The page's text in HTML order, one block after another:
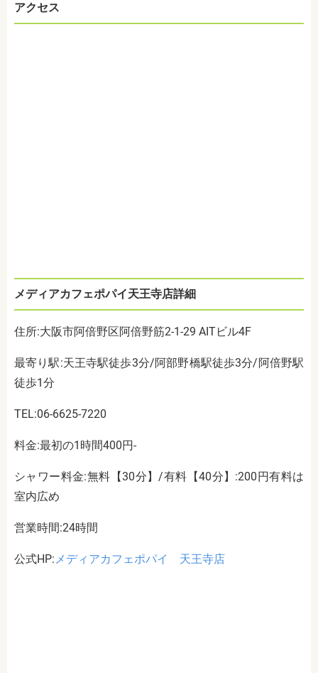
アクセス
メディアカフェポパイ天王寺店詳細
住所:大阪市阿倍野区阿倍野筋2-1-29 AITビル4F
最寄り駅:天王寺駅徒歩3分/阿部野橋駅徒歩3分/阿倍野駅
徒歩1分
TEL:06-6625-7220
料金:最初の1時間400円-
シャワー料金:無料【30分】/有料【40分】:200円有料は
室内広め
営業時間:24時間
公式HP:メディアカフェポパイ 天王寺店